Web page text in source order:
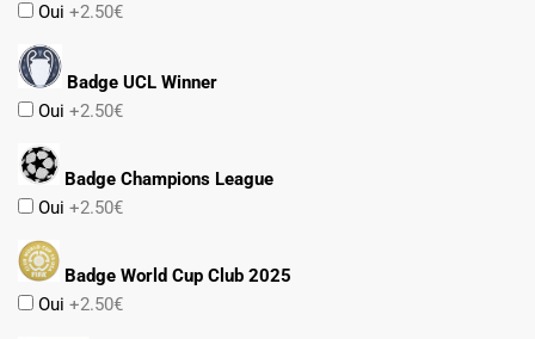
Oui +2.50€
Badge UCL Winner
Oui +2.50€
Badge Champions League
Oui +2.50€
Badge World Cup Club 2025
Oui +2.50€